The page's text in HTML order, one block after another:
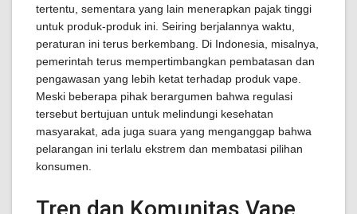
tertentu, sementara yang lain menerapkan pajak tinggi
untuk produk-produk ini. Seiring berjalannya waktu,
peraturan ini terus berkembang. Di Indonesia, misalnya,
pemerintah terus mempertimbangkan pembatasan dan
pengawasan yang lebih ketat terhadap produk vape.
Meski beberapa pihak berargumen bahwa regulasi
tersebut bertujuan untuk melindungi kesehatan
masyarakat, ada juga suara yang menganggap bahwa
pelarangan ini terlalu ekstrem dan membatasi pilihan
konsumen.